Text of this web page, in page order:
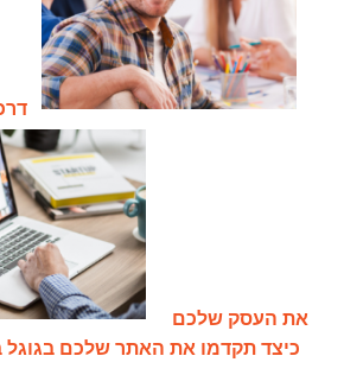
את העסק שלכם
כיצד תקדמו את האתר שלכם בגוגל